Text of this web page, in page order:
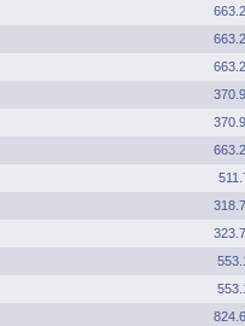
553.1
553.1